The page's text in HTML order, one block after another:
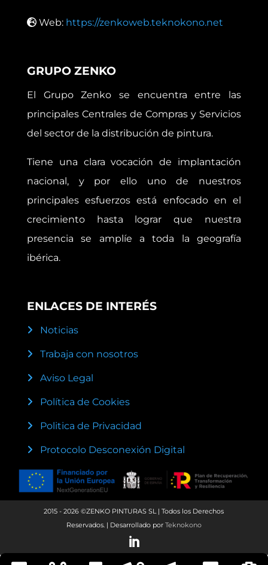
Web: https://zenkoweb.teknokono.net
GRUPO ZENKO
El Grupo Zenko se encuentra entre las
principales Centrales de Compras y Servicios
del sector de la distribución de pintura.
Tiene una clara vocación de implantación
nacional, y por ello uno de nuestros
principales esfuerzos está enfocado en el
crecimiento hasta lograr que nuestra
presencia se amplíe a toda la geografía
ibérica.
ENLACES DE INTERÉS
Noticias
Trabaja con nosotros
Aviso Legal
Política de Cookies
Politica de Privacidad
Protocolo Desconexión Digital
2015 - 2026 ©ZENKO PINTURAS SL | Todos los Derechos
Reservados. | Desarrollado por Teknokono
